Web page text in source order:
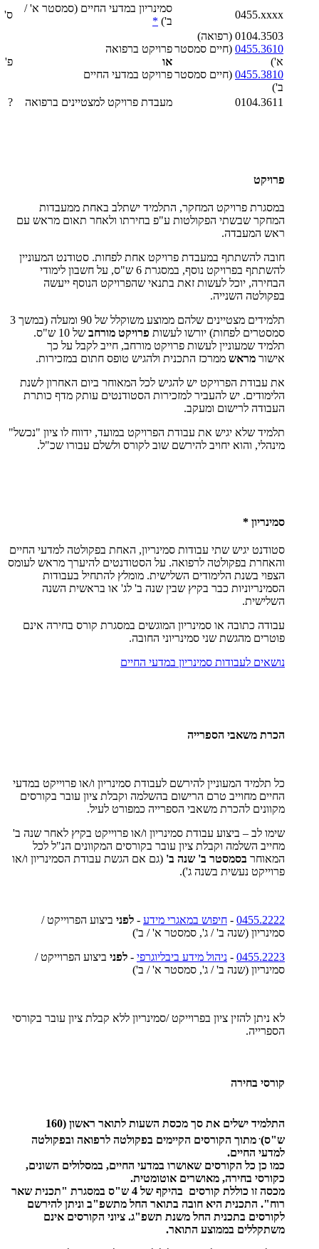
0455.xxxx
סמינריון במדעי החיים (סמסטר א' /
ב') *
ס'
0104.3503 (רפואה)
0455.3610 (חיים סמסטר
א')
0455.3810 (חיים סמסטר
ב')
פרויקט ברפואה
או
פרויקט במדעי החיים
פ'
0104.3611 מעבדת פרויקט למצטיינים ברפואה ?
פרויקט
במסגרת פרויקט המחקר, התלמיד ישתלב באחת ממעבדות
המחקר שבשתי הפקולטות ע"פ בחירתו ולאחר תאום מראש עם
ראש המעבדה.
חובה להשתתף במעבדת פרויקט אחת לפחות. סטודנט המעוניין
להשתתף בפרויקט נוסף, במסגרת 6 ש"ס, על חשבון לימודי
הבחירה, יוכל לעשות זאת בתנאי שהפרויקט הנוסף ייעשה
בפקולטה השנייה.
תלמידים מצטיינים שלהם ממוצע משוקלל של 90 ומעלה (במשך 3
סמסטרים לפחות) יורשו לעשות פרויקט מורחב
של 10 ש"ס.
תלמיד שמעוניין לעשות פרויקט מורחב, חייב לקבל על כך
אישור מראש ממרכז התכנית ולהגיש טופס חתום במזכירות.
את עבודת הפרויקט יש להגיש לכל המאוחר ביום האחרון לשנת
הלימודים. יש להעביר למזכירות הסטודנטים עותק מדף כותרת
העבודה לרישום ומעקב.
תלמיד שלא יגיש את עבודת הפרויקט במועד, ידווח לו ציון "נכשל"
מינהלי, והוא יחויב להירשם שוב לקורס ולשלם עבורו שכ"ל.
סמינריון *
סטודנט יגיש שתי עבודות סמינריון, האחת בפקולטה למדעי החיים
והאחרת בפקולטה לרפואה. על הסטודנטים להיערך מראש לעומס
הצפוי בשנת הלימודים השלישית. מומלץ להתחיל בעבודות
הסמינריוניות כבר בקיץ שבין שנה ב' לג' או בראשית השנה
השלישית.
עבודה כתובה או סמינריון המוגשים במסגרת קורס בחירה אינם
פוטרים מהגשת שני סמינריוני החובה.
נושאים לעבודות סמינריון במדעי החיים
הכרת משאבי הספרייה
כל תלמיד המעוניין להירשם לעבודת סמינריון ו/או פרוייקט במדעי
החיים מחוייב טרם הרישום בהשלמה וקבלת ציון עובר בקורסים
מקוונים להכרת משאבי הספרייה כמפורט לעיל.
שימו לב – ביצוע עבודת סמינריון ו/או פרוייקט בקיץ לאחר שנה ב'
מחייב השלמה וקבלת ציון עובר בקורסים המקוונים הנ"ל לכל
המאוחר בסמסטר ב' שנה ב' (גם אם הגשת עבודת הסמינריון ו/או
פרוייקט נעשית בשנה ג').
0455.2222
- חיפוש במאגרי מידע - לפני ביצוע הפרוייקט /
סמינריון (שנה ב' / ג', סמסטר א' / ב')
0455.2223
- ניהול מידע ביבליוגרפי - לפני ביצוע הפרוייקט /
סמינריון (שנה ב' / ג', סמסטר א' / ב')
לא ניתן להזין ציון בפרוייקט /סמינריון ללא קבלת ציון עובר בקורסי
הספרייה.
קורסי בחירה
התלמיד ישלים את סך מכסת השעות לתואר ראשון (160
ש"ס). מתוך הקורסים הקיימים בפקולטה לרפואה ובפקולטה
למדעי החיים.
כמו כן כל הקורסים שאושרו במדעי החיים, במסלולים השונים,
כקורסי בחירה, מאושרים אוטומטית.
מכסה זו כוללת קורסים בהיקף של 4 ש"ס במסגרת "תכנית שאר
רוח". התכנית היא חובה בתואר החל מתשפ"ב וניתן להירשם
לקורסים בתכנית החל משנת תשפ"ג. ציוני הקורסים אינם
משתקללים בממוצע התואר.